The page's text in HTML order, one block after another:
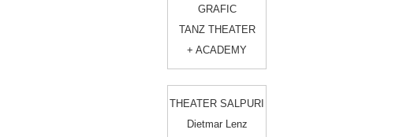
GRAFIC
TANZ THEATER
+ ACADEMY
THEATER SALPURI
Dietmar Lenz